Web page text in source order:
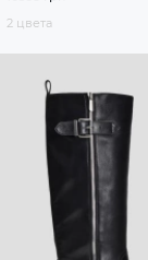
2 цвета